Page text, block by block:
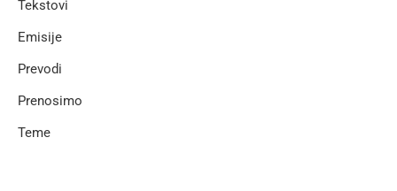
Tekstovi
Emisije
Prevodi
Prenosimo
Teme